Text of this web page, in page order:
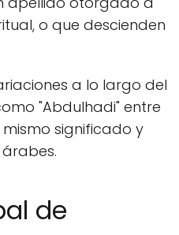
o que descienden
a lo largo del
"Abdulhadi" entre
significado y
de